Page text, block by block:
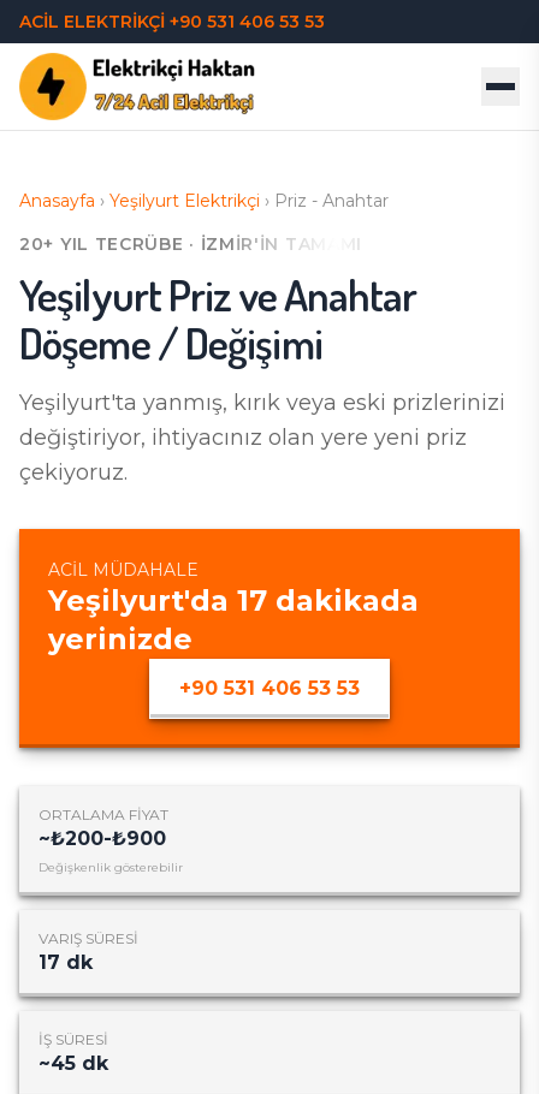
ACİL ELEKTRİKÇİ +90 531 406 53 53
Anasayfa › Yeşilyurt Elektrikçi › Priz - Anahtar
20+ YIL TECRÜBE · İZMIR'IN TAMAMI
YeşilyurtPriz ve Anahtar
Döşeme / Değişimi
Yeşilyurt'ta yanmış, kırık veya eski prizlerinizi
değiştiriyor, ihtiyacınız olan yere yeni priz
çekiyoruz.
ACIL MÜDAHALE
Yeşilyurt'da 17 dakikada
yerinizde
+90 531 406 53 53
ORTALAMA FIYAT
~₺200-₺900
Değişkenlik gösterebilir
VARIŞ SÜRESI
17 dk
İŞ SÜRESI
~45 dk